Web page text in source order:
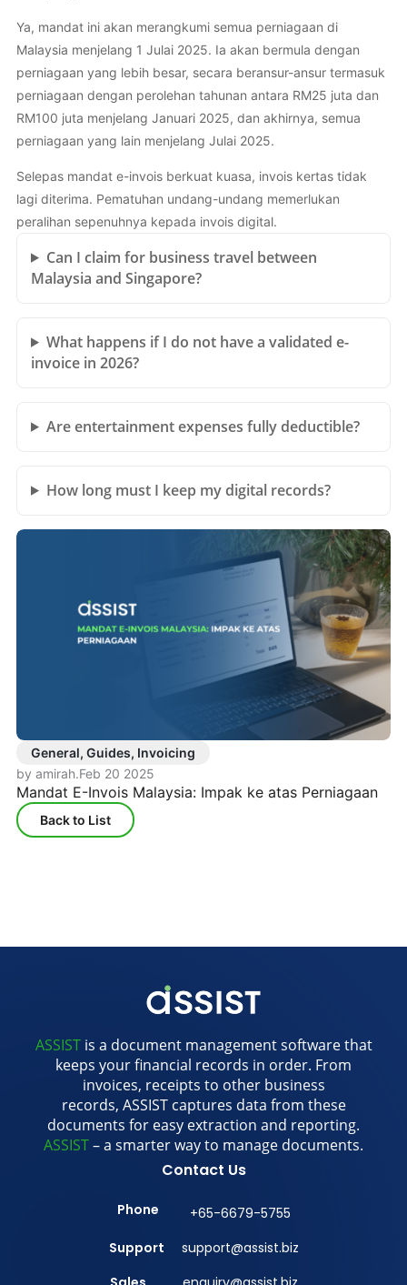
Ya, mandat ini akan merangkumi semua perniagaan di
Malaysia menjelang 1 Julai 2025. Ia akan bermula dengan
perniagaan yang lebih besar, secara beransur-ansur termasuk
perniagaan dengan perolehan tahunan antara RM25 juta dan
RM100 juta menjelang Januari 2025, dan akhirnya, semua
perniagaan yang lain menjelang Julai 2025.
Selepas mandat e-invois berkuat kuasa, invois kertas tidak
lagi diterima. Pematuhan undang-undang memerlukan
peralihan sepenuhnya kepada invois digital.
Can I claim for business travel between
Malaysia and Singapore?
What happens if I do not have a validated e-
invoice in 2026?
Are entertainment expenses fully deductible?
How long must I keep my digital records?
General, Guides, Invoicing
by amirah.Feb 20 2025
Mandat E-Invois Malaysia: Impak ke atas Perniagaan
Back to List
ASSISTis a document management software that
keeps your financial records in order. From
invoices, receipts to other business
records, ASSIST captures data from these
documents for easy extraction and reporting.
ASSIST– a smarter way to manage documents.
Contact Us
Phone
+65-6679-5755
Support
support@assist.biz